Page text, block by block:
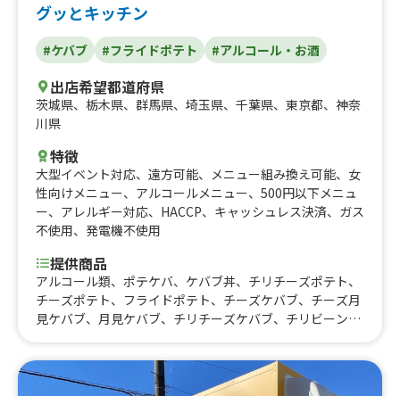
グッとキッチン
#ケバブ #フライドポテト #アルコール・お酒
出店希望都道府県
茨城県、 栃木県、 群馬県、 埼玉県、 千葉県、 東京都、 神奈
川県
特徴
大型イベント対応、 遠方可能、 メニュー組み換え可能、 女
性向けメニュー、 アルコールメニュー、 500円以下メニュ
ー、 アレルギー対応、 HACCP、 キャッシュレス決済、 ガス
不使用、 発電機不使用
提供商品
アルコール類、ポテケバ、ケバブ丼、チリチーズポテト、
チーズポテト、フライドポテト、チーズケバブ、チーズ月
見ケバブ、月見ケバブ、チリチーズケバブ、チリビーンズ
キンケバブ